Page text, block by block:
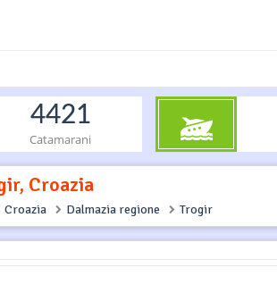
4421
Catamarani
Croazia
Croazia Dalmazia regione Trogir